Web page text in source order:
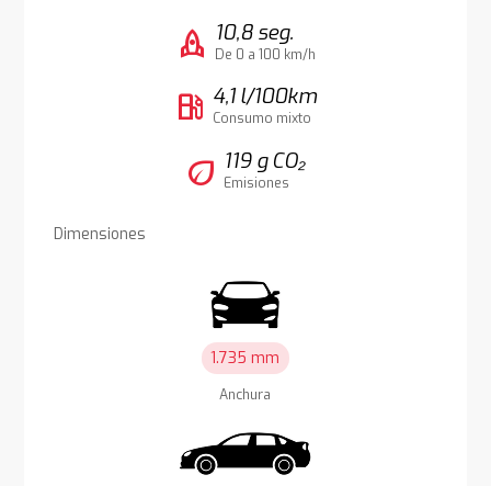
rocket 10,8 seg.
De 0 a 100 km/h
local_gas_station 4,1 l/100km
Consumo mixto
eco 119 g CO₂
Emisiones
Dimensiones
1.735 mm
Anchura